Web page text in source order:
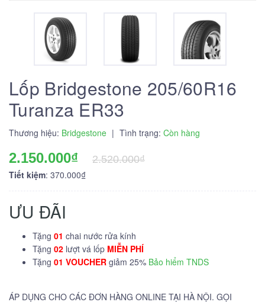
Lốp Bridgestone 205/60R16
Turanza ER33
Thương hiệu: Bridgestone | Tình trạng: Còn hàng
2.150.000₫
2.520.000₫
Tiết kiệm: 370.000₫
ƯU ĐÃI
Tặng 01 chai nước rửa kính
Tặng 02 lượt vá lốp MIỄN PHÍ
Tặng 01 VOUCHER giảm 25% Bảo hiểm TNDS
ÁP DỤNG CHO CÁC ĐƠN HÀNG ONLINE TẠI HÀ NỘI. GỌI